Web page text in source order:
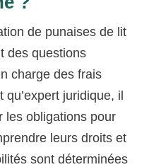
de punaises de lit
des questions
charge des frais
qu’expert juridique, il
les obligations pour
leurs droits et
sont déterminées